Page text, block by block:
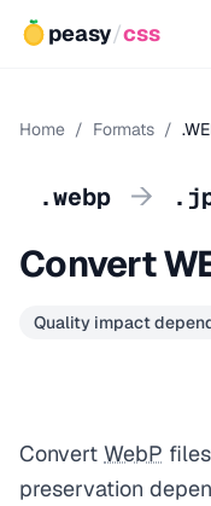
peasy/css
Home / Formats /
.webp →
Convert
Quality impact
Convert WebP
preservation